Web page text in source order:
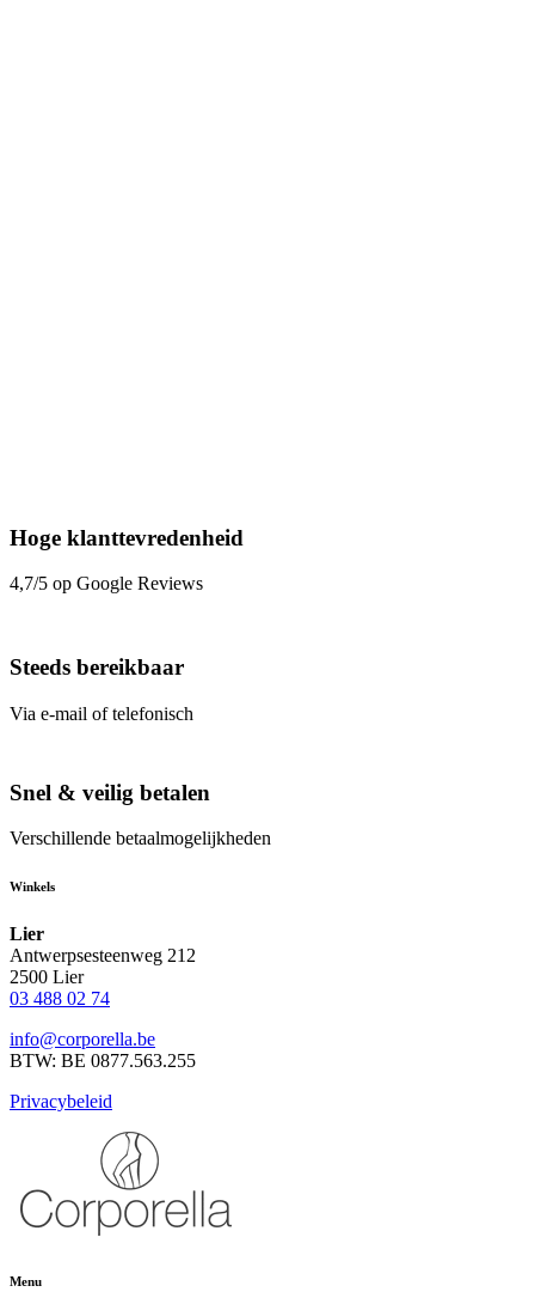
Hoge klanttevredenheid
4,7/5 op Google Reviews
Steeds bereikbaar
Via e-mail of telefonisch
Snel & veilig betalen
Verschillende betaalmogelijkheden
Winkels
Lier
Antwerpsesteenweg 212
2500 Lier
03 488 02 74
info@corporella.be
BTW: BE 0877.563.255
Privacybeleid
Menu